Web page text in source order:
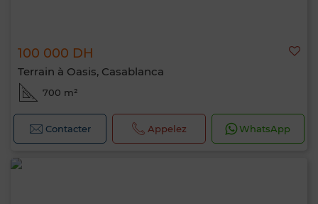
100 000 DH
Terrain à Oasis, Casablanca
700 m²
Contacter Appelez WhatsApp